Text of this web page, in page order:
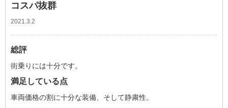
コスパ抜群
2021.3.2
総評
街乗りには十分です。
満足している点
車両価格の割に十分な装備、そして静粛性。